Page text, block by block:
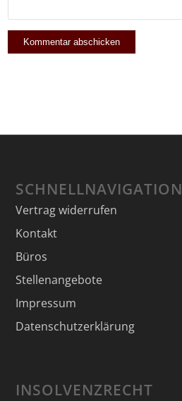
SCHNELLNAVIGATION
Vertrag widerrufen
Kontakt
Büros
Stellenangebote
Impressum
Datenschutzerklärung
INSOLVENZRECHT